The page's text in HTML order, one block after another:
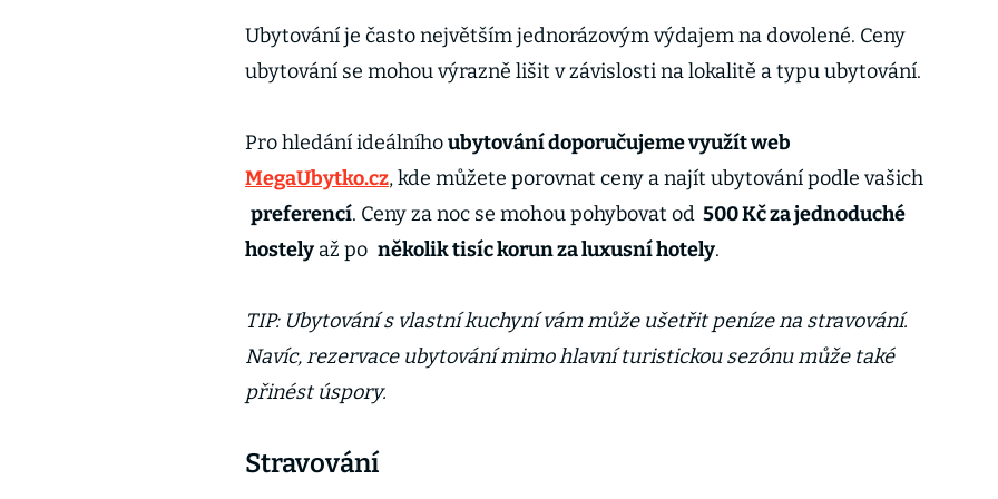
Ubytování je často největším jednorázovým výdajem na dovolené. Ceny
ubytování se mohou výrazně lišit v závislosti na lokalitě a typu ubytování.
Pro hledání ideálníhoubytování doporučujeme využít web
MegaUbytko.cz, kde můžete porovnat ceny a najít ubytování podle vašich
preferencí. Ceny za noc se mohou pohybovat od 500 Kč za jednoduché
hostely až po několik tisíc korun za luxusní hotely.
TIP: Ubytování s vlastní kuchyní vám může ušetřit peníze na stravování.
Navíc, rezervace ubytování mimo hlavní turistickou sezónu může také
přinést úspory.
Stravování